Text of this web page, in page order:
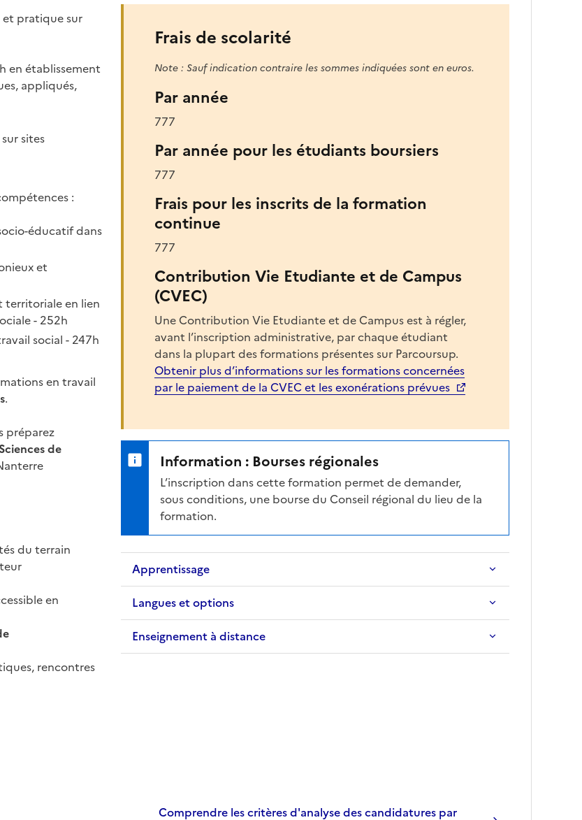
pratique sur
en établissement
appliqués,
sites
:
éducatif dans
et
territoriale en lien
- 252h
social - 247h
en travail
.
préparez
de
du terrain
en
rencontres
Frais de scolarité
Note : Sauf indication contraire les sommes indiquées sont en euros.
Par année
777
Par année pour les étudiants boursiers
777
Frais pour les inscrits de la formation
continue
777
Contribution Vie Etudiante et de Campus
(CVEC)
Une Contribution Vie Etudiante et de Campus est à régler,
avant l’inscription administrative, par chaque étudiant
dans la plupart des formations présentes sur Parcoursup.
Obtenir plus d’informations sur les formations concernées
par le paiement de la CVEC et les exonérations prévues
Information : Bourses régionales
L’inscription dans cette formation permet de demander,
sous conditions, une bourse du Conseil régional du lieu de la
formation.
Apprentissage
Langues et options
Enseignement à distance
Comprendre les critères d'analyse des candidatures par